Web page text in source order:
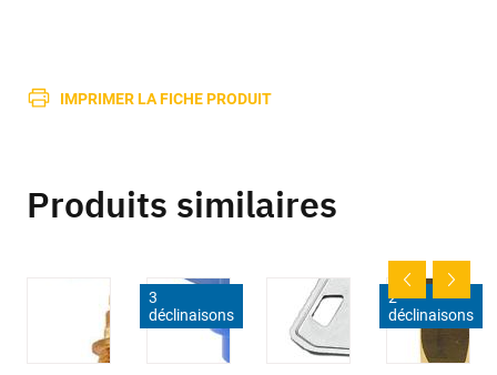
IMPRIMER LA FICHE PRODUIT
Produits similaires
3
déclinaisons
2
déclinaisons